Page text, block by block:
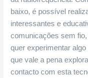
baixo, é possível
interessantes e
comunicações sem
quer experimentar
que vale a pena
contacto com esta